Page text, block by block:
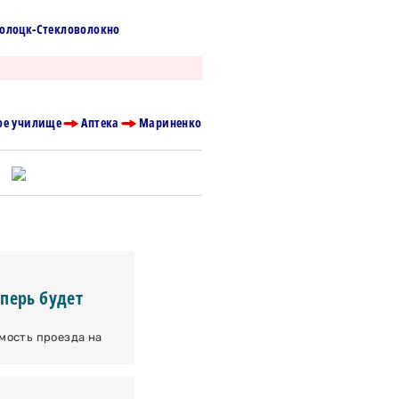
Стекловолокно
училище Аптека Мариненко
будет
проезда на